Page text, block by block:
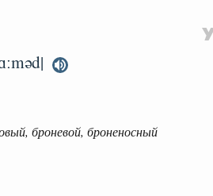
броневой, броненосный